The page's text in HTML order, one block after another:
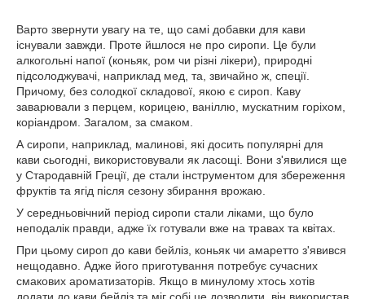
Варто звернути увагу на те, що самі добавки для кави
існували завжди. Проте йшлося не про сиропи. Це були
алкогольні напої (коньяк, ром чи різні лікери), природні
підсолоджувачі, наприклад мед, та, звичайно ж, спеції.
Причому, без солодкої складової, якою є сироп. Каву
заварювали з перцем, корицею, ваніллю, мускатним горіхом,
коріандром. Загалом, за смаком.
А сиропи, наприклад, малинові, які досить популярні для
кави сьогодні, використовували як ласощі. Вони з'явилися ще
у Стародавній Греції, де стали інструментом для збереження
фруктів та ягід після сезону збирання врожаю.
У середньовічний період сиропи стали ліками, що було
неподалік правди, адже їх готували вже на травах та квітах.
При цьому сироп до кави бейліз, коньяк чи амаретто з'явився
нещодавно. Адже його приготування потребує сучасних
смакових ароматизаторів. Якщо в минулому хтось хотів